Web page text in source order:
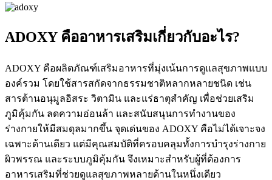
ADOXY คืออาหารเสริมเกี่ยวกับอะไร?
ADOXY คือผลิตภัณฑ์เสริมอาหารที่มุ่งเน้นการดูแลสุขภาพแบบ
องค์รวม โดยใช้สารสกัดจากธรรมชาติหลากหลายชนิด เช่น
สารต้านอนุมูลอิสระ วิตามิน และแร่ธาตุสำคัญ เพื่อช่วยเสริม
ภูมิคุ้มกัน ลดความอ่อนล้า และสนับสนุนการทำงานของ
ร่างกายให้มีสมดุลมากขึ้น จุดเด่นของ ADOXY คือไม่ได้เจาะจง
เฉพาะด้านเดียว แต่มีคุณสมบัติที่ครอบคลุมทั้งการบำรุงร่างกาย
ผิวพรรณ และระบบภูมิคุ้มกัน จึงเหมาะสำหรับผู้ที่ต้องการ
อาหารเสริมที่ช่วยดูแลสุขภาพหลายด้านในหนึ่งเดียว